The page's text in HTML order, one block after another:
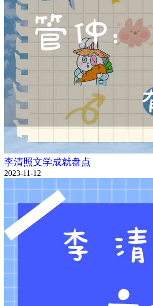
李清照文学成就盘点
2023-11-12